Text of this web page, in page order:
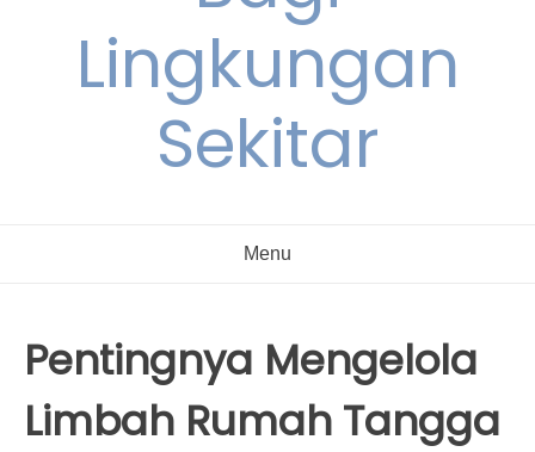
Lingkungan
Sekitar
Menu
Pentingnya Mengelola
Limbah Rumah Tangga